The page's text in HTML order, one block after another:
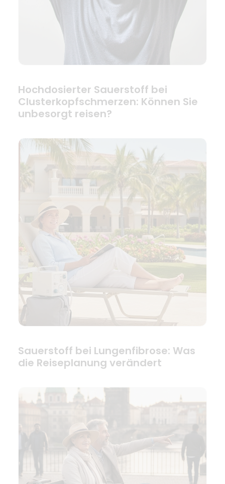
Hochdosierter Sauerstoff bei
Clusterkopfschmerzen: Können Sie
unbesorgt reisen?
Sauerstoff bei Lungenfibrose: Was
die Reiseplanung verändert